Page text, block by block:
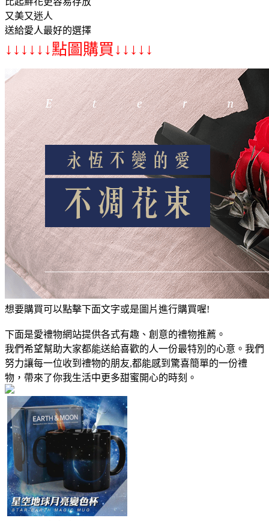
又美又迷人
送給愛人最好的選擇
↓↓↓↓↓↓點圖購買↓↓↓↓↓
想要購買可以點擊下面文字或是圖片進行購買喔!
下面是愛禮物網站提供各式有趣、創意的禮物推薦。
我們希望幫助大家都能送給喜歡的人一份最特別的心意。我們
努力讓每一位收到禮物的朋友,都能感到驚喜簡單的一份禮
物，帶來了你我生活中更多甜蜜開心的時刻。